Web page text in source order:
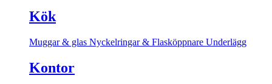
Kök
Muggar & glas Nyckelringar & Flasköppnare Underlägg
Kontor